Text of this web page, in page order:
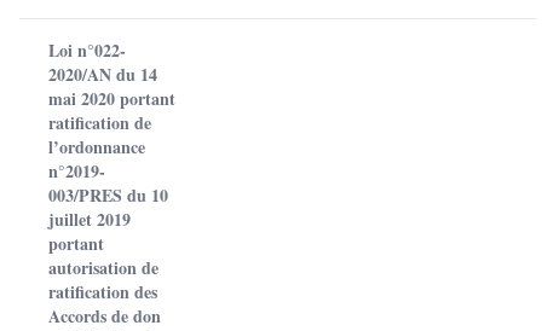
Loi n°022-
2020/AN du 14
mai 2020 portant
ratification de
l’ordonnance
n°2019-
003/PRES du 10
juillet 2019
portant
autorisation de
ratification des
Accords de don